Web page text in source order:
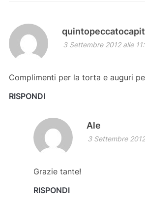
3 Settembre 2012 alle
Complimenti per la torta e auguri
RISPONDI
Ale
3 Settembre
Grazie tante!
RISPONDI